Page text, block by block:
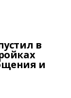
в
и